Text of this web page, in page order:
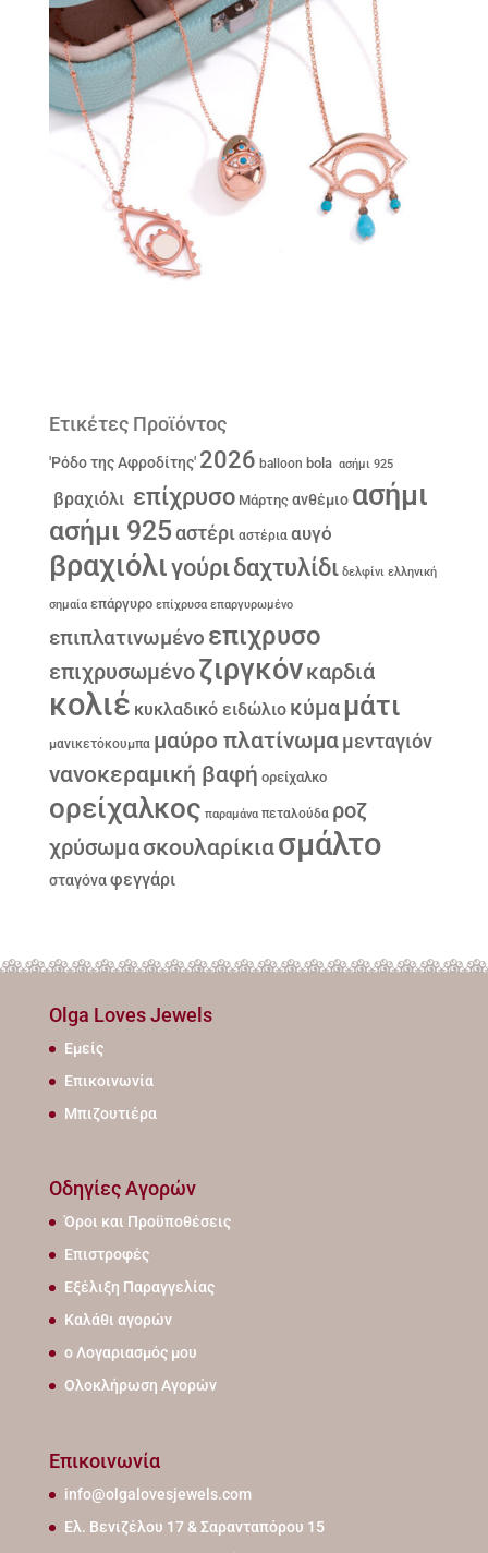
Ετικέτες Προϊόντος
'Ρόδο της Αφροδίτης' 2026 balloon bola ασήμι 925
βραχιόλι επίχρυσο Μάρτης ανθέμιο ασήμι
ασήμι 925αστέρι αστέρια αυγό
βραχιόλιγούριδαχτυλίδι δελφίνι ελληνική
σημαία επάργυρο επίχρυσα επαργυρωμένο
επιπλατινωμένο επιχρυσο
επιχρυσωμένοζιργκόνκαρδιά
κολιέ κυκλαδικό ειδώλιο κύμα μάτι
μανικετόκουμπα μαύρο πλατίνωμα μενταγιόν
νανοκεραμική βαφή ορείχαλκο
ορείχαλκος παραμάνα πεταλούδα ροζ
χρύσωμασκουλαρίκιασμάλτο
σταγόνα φεγγάρι
Olga Loves Jewels
Εμείς
Επικοινωνία
Μπιζουτιέρα
Οδηγίες Αγορών
Όροι και Προϋποθέσεις
Επιστροφές
Εξέλιξη Παραγγελίας
Καλάθι αγορών
ο Λογαριασμός μου
Ολοκλήρωση Αγορών
Επικοινωνία
info@olgalovesjewels.com
Ελ. Βενιζέλου 17 & Σαρανταπόρου 15